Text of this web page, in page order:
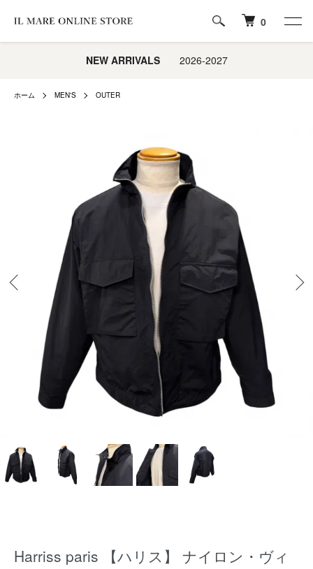
0
NEW ARRIVALS2026-2027
ホーム MEN'S OUTER
Harriss paris 【ハリス】 ナイロン・ヴィ